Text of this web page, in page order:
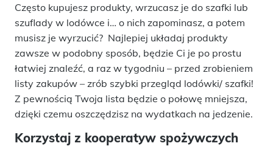
Często kupujesz produkty, wrzucasz je do szafki lub
szuflady w lodówce i… o nich zapominasz, a potem
musisz je wyrzucić? Najlepiej układaj produkty
zawsze w podobny sposób, będzie Ci je po prostu
łatwiej znaleźć, a raz w tygodniu – przed zrobieniem
listy zakupów – zrób szybki przegląd lodówki/ szafki!
Z pewnością Twoja lista będzie o połowę mniejsza,
dzięki czemu oszczędzisz na wydatkach na jedzenie.
Korzystaj z kooperatyw spożywczych